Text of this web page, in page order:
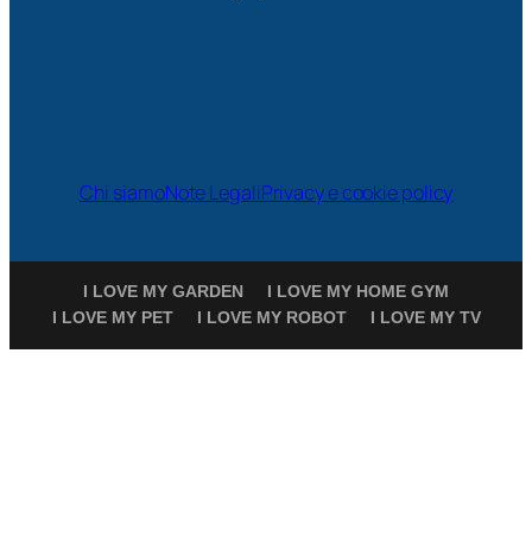
Chi siamoNote LegaliPrivacy e cookie policy
I LOVE MY GARDEN
I LOVE MY HOME GYM
I LOVE MY PET
I LOVE MY ROBOT I LOVE MY TV